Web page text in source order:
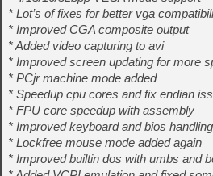
* Lot’s of fixes for better vga
* Improved CGA composite output
* Added video capturing to avi
* Improved screen updating for more
* PCjr machine mode added
* Speedup cpu cores and fix endian
* FPU core speedup with assembly
* Improved keyboard and bios handling
* Lockfree mouse mode added again
* Improved builtin dos with umbs and